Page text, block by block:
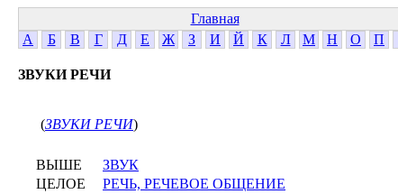
Главная
А
Б В Г Д Е Ж З И Й К Л М Н О П
ЗВУКИ РЕЧИ
(ЗВУКИ РЕЧИ)
ВЫШЕ
ЗВУК
ЦЕЛОЕ
РЕЧЬ, РЕЧЕВОЕ ОБЩЕНИЕ